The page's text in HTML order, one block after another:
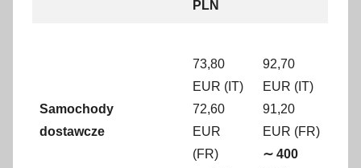
PLN
Samochody
dostawcze
73,80
EUR (IT)
72,60
EUR
(FR)
92,70
EUR (IT)
91,20
EUR (FR)
∼ 400